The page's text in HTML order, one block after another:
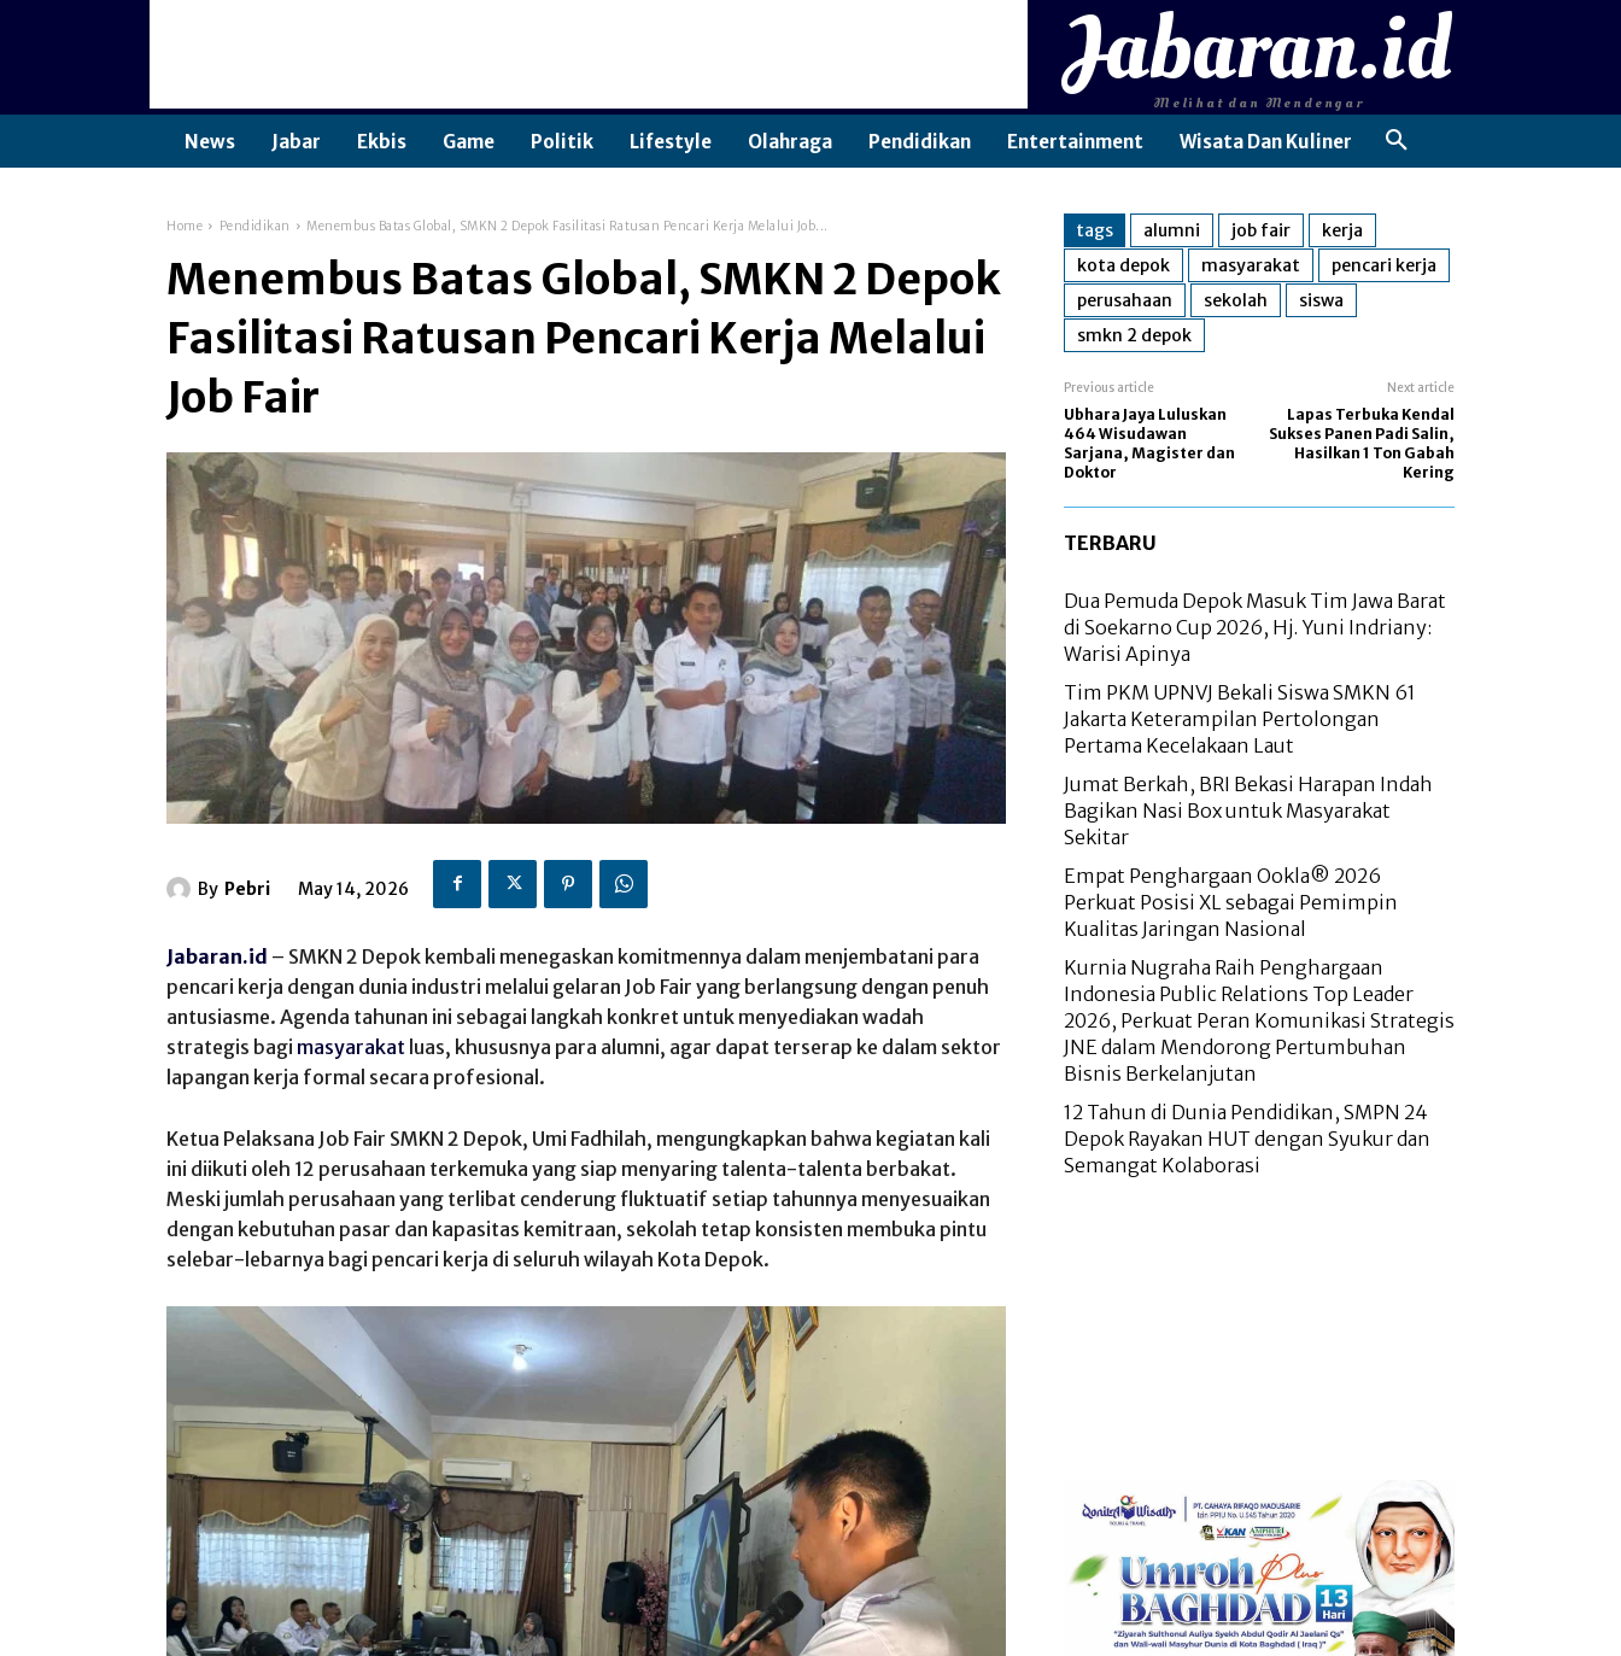
Jabaran.id
Melihat dan Mendengar
News Jabar Ekbis Game Politik Lifestyle Olahraga Pendidikan Entertainment Wisata Dan Kuliner
Home Pendidikan Menembus Batas Global, SMKN 2 Depok Fasilitasi Ratusan Pencari Kerja Melalui Job...
Menembus Batas Global, SMKN 2 Depok
Fasilitasi Ratusan Pencari Kerja Melalui
Job Fair
By Pebri May 14, 2026
Jabaran.id – SMKN 2 Depok kembali menegaskan komitmennya dalam menjembatani para
pencari kerja dengan dunia industri melalui gelaran Job Fair yang berlangsung dengan penuh
antusiasme. Agenda tahunan ini sebagai langkah konkret untuk menyediakan wadah
strategis bagi masyarakat luas, khususnya para alumni, agar dapat terserap ke dalam sektor
lapangan kerja formal secara profesional.
Ketua Pelaksana Job Fair SMKN 2 Depok, Umi Fadhilah, mengungkapkan bahwa kegiatan kali
ini diikuti oleh 12 perusahaan terkemuka yang siap menyaring talenta-talenta berbakat.
Meski jumlah perusahaan yang terlibat cenderung fluktuatif setiap tahunnya menyesuaikan
dengan kebutuhan pasar dan kapasitas kemitraan, sekolah tetap konsisten membuka pintu
selebar-lebarnya bagi pencari kerja di seluruh wilayah Kota Depok.
tags alumni job fair
kerja
kota depok
masyarakat
pencari kerja
perusahaan
sekolah
siswa
smkn 2 depok
Previous article
Ubhara Jaya Luluskan
464 Wisudawan
Sarjana, Magister dan
Doktor
Next article
Lapas Terbuka Kendal
Sukses Panen Padi Salin,
Hasilkan 1 Ton Gabah
Kering
TERBARU
Dua Pemuda Depok Masuk Tim Jawa Barat
di Soekarno Cup 2026, Hj. Yuni Indriany:
Warisi Apinya
Tim PKM UPNVJ Bekali Siswa SMKN 61
Jakarta Keterampilan Pertolongan
Pertama Kecelakaan Laut
Jumat Berkah, BRI Bekasi Harapan Indah
Bagikan Nasi Box untuk Masyarakat
Sekitar
Empat Penghargaan Ookla® 2026
Perkuat Posisi XL sebagai Pemimpin
Kualitas Jaringan Nasional
Kurnia Nugraha Raih Penghargaan
Indonesia Public Relations Top Leader
2026, Perkuat Peran Komunikasi Strategis
JNE dalam Mendorong Pertumbuhan
Bisnis Berkelanjutan
12 Tahun di Dunia Pendidikan, SMPN 24
Depok Rayakan HUT dengan Syukur dan
Semangat Kolaborasi